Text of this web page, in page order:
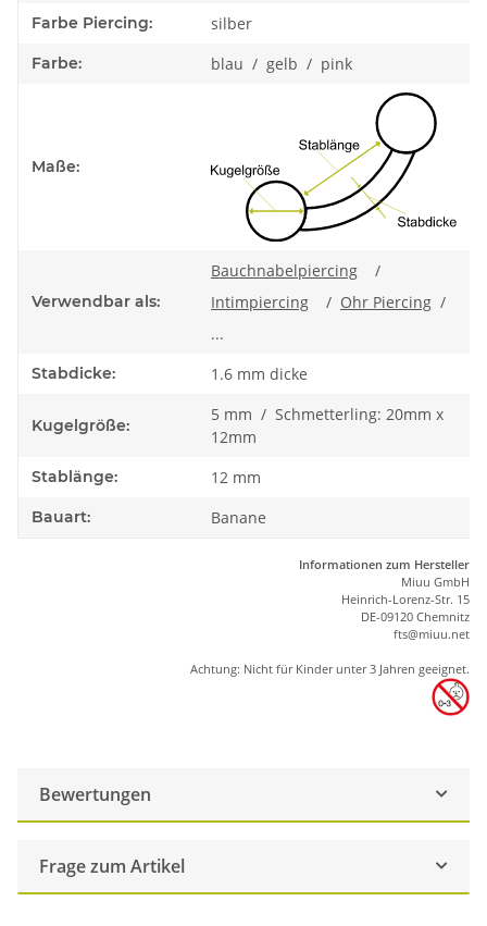
Farbe Piercing: silber
Farbe: blau / gelb / pink
Maße:
Verwendbar als:
Bauchnabelpiercing
/
Intimpiercing
/ Ohr Piercing /
...
Stabdicke: 1.6 mm dicke
Kugelgröße:
5 mm / Schmetterling: 20mm x
12mm
Stablänge: 12 mm
Bauart: Banane
Informationen zum Hersteller
Miuu GmbH
Heinrich-Lorenz-Str. 15
DE-09120 Chemnitz
fts@miuu.net
Achtung: Nicht für Kinder unter 3 Jahren geeignet.
Bewertungen
Frage zum Artikel